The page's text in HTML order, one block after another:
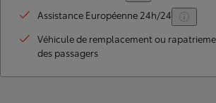
Assistance Européenne 24h/24
Véhicule de remplacement ou
des passagers